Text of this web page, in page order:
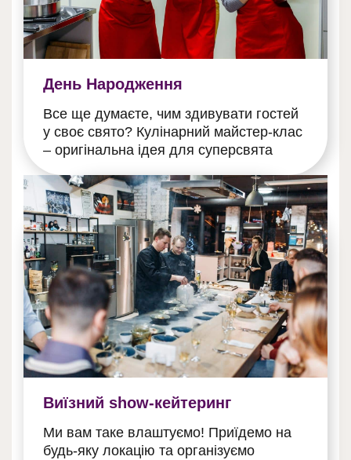
День Народження
Все ще думаєте, чим здивувати гостей
у своє свято? Кулінарний майстер-клас
– оригінальна ідея для суперсвята
Виїзний show-кейтеринг
Ми вам таке влаштуємо! Приїдемо на
будь-яку локацію та організуємо